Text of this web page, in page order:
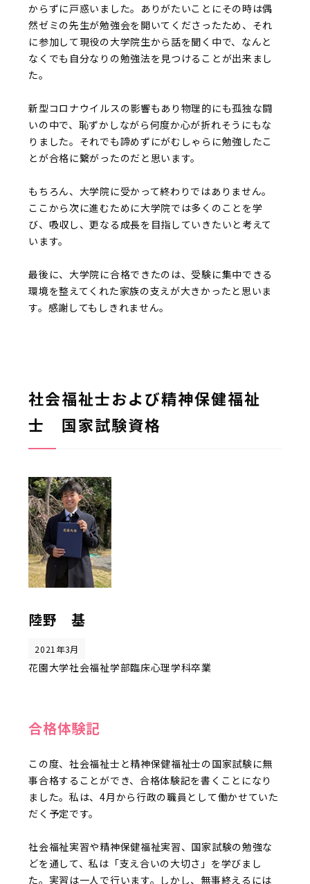
からずに戸惑いました。ありがたいことにその時は偶
然ゼミの先生が勉強会を開いてくださったため、それ
に参加して現役の大学院生から話を聞く中で、なんと
なくでも自分なりの勉強法を見つけることが出来まし
た。
新型コロナウイルスの影響もあり物理的にも孤独な闘
いの中で、恥ずかしながら何度か心が折れそうにもな
りました。それでも諦めずにがむしゃらに勉強したこ
とが合格に繋がったのだと思います。
もちろん、大学院に受かって終わりではありません。
ここから次に進むために大学院では多くのことを学
び、吸収し、更なる成長を目指していきたいと考えて
います。
最後に、大学院に合格できたのは、受験に集中できる
環境を整えてくれた家族の支えが大きかったと思いま
す。感謝してもしきれません。
社会福祉士および精神保健福祉
士 国家試験資格
陸野 基
2021年3月
花園大学社会福祉学部臨床心理学科卒業
合格体験記
この度、社会福祉士と精神保健福祉士の国家試験に無
事合格することができ、合格体験記を書くことになり
ました。私は、4月から行政の職員として働かせていた
だく予定です。
社会福祉実習や精神保健福祉実習、国家試験の勉強な
どを通して、私は「支え合いの大切さ」を学びまし
た。実習は一人で行います。しかし、無事終えるには